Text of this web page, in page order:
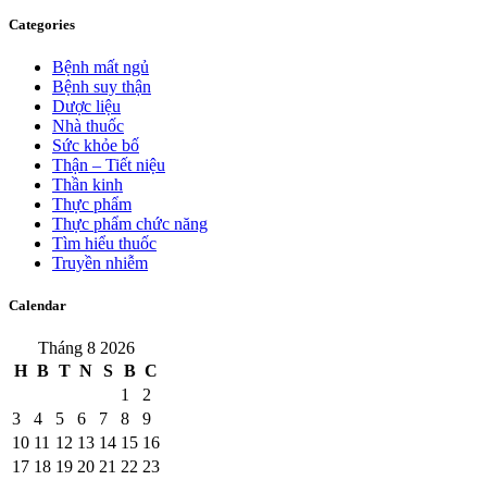
Categories
Bệnh mất ngủ
Bệnh suy thận
Dược liệu
Nhà thuốc
Sức khỏe bố
Thận – Tiết niệu
Thần kinh
Thực phẩm
Thực phẩm chức năng
Tìm hiểu thuốc
Truyền nhiễm
Calendar
Tháng 8 2026
H B T N S B C
1
2
3
4 5 6 7 8
9
10 11 12 13 14 15 16
17 18 19 20 21 22 23